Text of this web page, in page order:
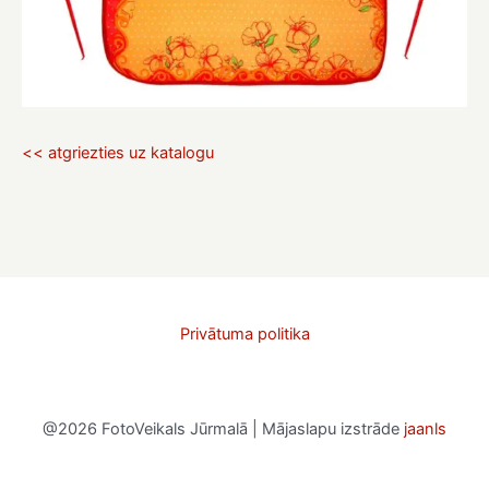
<< atgriezties uz katalogu
Privātuma politika
@2026 FotoVeikals Jūrmalā | Mājaslapu izstrāde jaanls